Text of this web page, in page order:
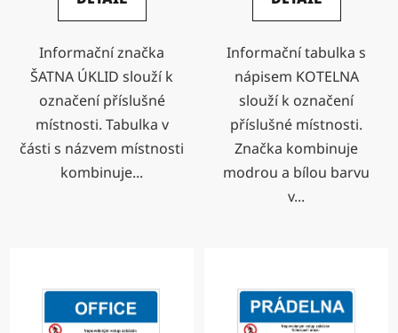
Informační značka
ŠATNA ÚKLID slouží k
označení příslušné
místnosti. Tabulka v
části s názvem místnosti
kombinuje...
Informační tabulka s
nápisem KOTELNA
slouží k označení
příslušné místnosti.
Značka kombinuje
modrou a bílou barvu
v...